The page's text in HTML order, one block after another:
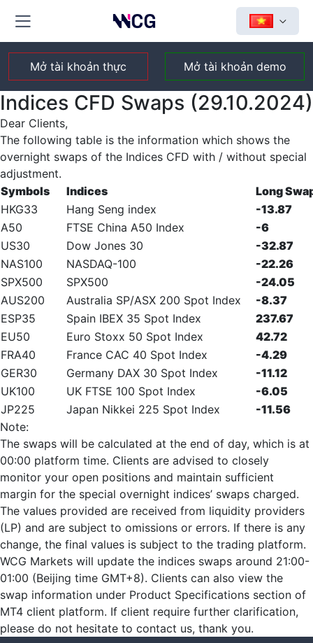
Mở tài khoản thực Mở tài khoản demo
Indices CFD Swaps (29.10.2024)
Dear Clients,
The following table is the information which shows the
overnight swaps of the Indices CFD with / without special
adjustment.
Symbols
Indices
Long
HKG33
Hang Seng index
-13.87
A50
FTSE China A50 Index
-6
US30
Dow Jones 30
-32.87
NAS100
NASDAQ-100
-22.26
SPX500
SPX500
-24.05
AUS200
Australia SP/ASX 200 Spot Index
-8.37
ESP35
Spain IBEX 35 Spot Index
237.67
EU50
Euro Stoxx 50 Spot Index
42.72
FRA40
France CAC 40 Spot Index
-4.29
GER30
Germany DAX 30 Spot Index
-11.12
UK100
UK FTSE 100 Spot Index
-6.05
JP225
Japan Nikkei 225 Spot Index
-11.56
Note:
The swaps will be calculated at the end of day, which is at
00:00 platform time. Clients are advised to closely
monitor your open positions and maintain sufficient
margin for the special overnight indices’ swaps charged.
The values provided are received from liquidity providers
(LP) and are subject to omissions or errors. If there is any
change, the final values is subject to the trading platform.
WCG Markets will update the indices swaps around 21:00-
01:00 (Beijing time GMT+8). Clients can also view the
swap information under Product Specifications section of
MT4 client platform. If client require further clarification,
please do not hesitate to contact us, thank you.